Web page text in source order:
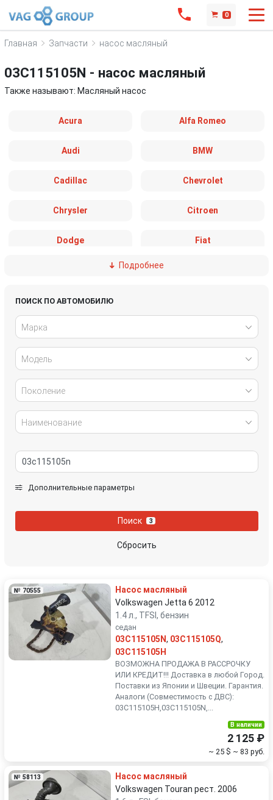
0
Главная Запчасти насос масляный
03C115105N - насос масляный
Также называют: Масляный насос
Acura Alfa Romeo
Audi BMW
Cadillac Chevrolet
Chrysler Citroen
Dodge Fiat
Honda
Kia
Land Rover
Mazda Mercedes-Benz
Nissan Opel
SEAT Skoda
Smart
Subaru
Volkswagen
Подробнее
ПОИСК ПО АВТОМОБИЛЮ
Марка
Модель
Поколение
Наименование
Дополнительные параметры
Поиск 3
Сбросить
№ 70555
Насос масляный
Volkswagen Jetta 6 2012
1.4 л., TFSI, бензин
седан
03C115105N, 03C115105Q,
03C115105H
ВОЗМОЖНА ПРОДАЖА В РАССРОЧКУ
ИЛИ КРЕДИТ!!! Доставка в любой Город.
Поставки из Японии и Швеции. Гарантия.
Аналоги (Совместимость с ДВС):
03C115105H,03C115105N,...
В наличии
2 125 ₽
~ 25 $ ~ 83 руб.
№ 58113
Насос масляный
Volkswagen Touran рест. 2006